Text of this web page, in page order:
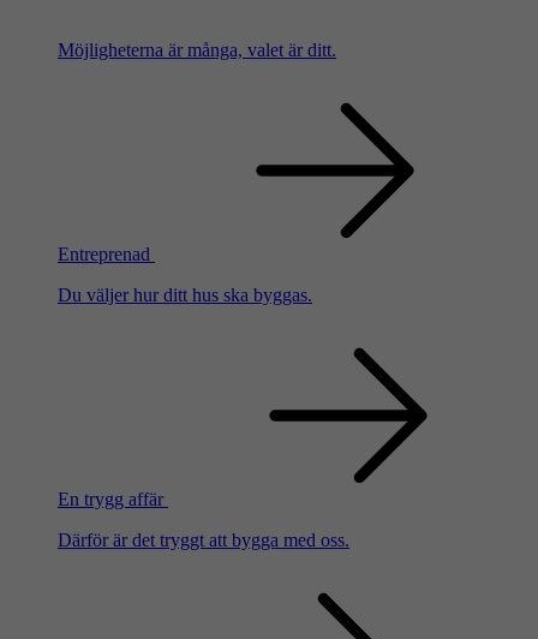
Möjligheterna är många, valet är ditt.
Entreprenad
Du väljer hur ditt hus ska byggas.
En trygg affär
Därför är det tryggt att bygga med oss.